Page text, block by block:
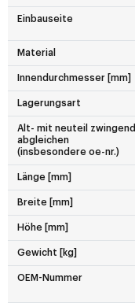
Einbauseite
Material
Innendurchmesser [mm]
Lagerungsart
Alt- mit neuteil zwingend
abgleichen
(insbesondere oe-nr.)
Länge [mm]
Breite [mm]
Höhe [mm]
Gewicht [kg]
OEM-Nummer